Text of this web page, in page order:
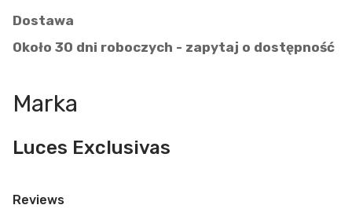
Dostawa
Około 30 dni roboczych - zapytaj o dostępność
Marka
Luces Exclusivas
Reviews